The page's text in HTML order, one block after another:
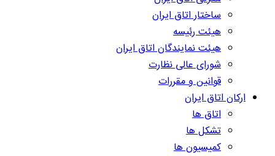
ساختار اتاق ایران
هیئت رئیسه
هیئت نمایندگان اتاق ایران
شورای عالی نظارت
قوانین و مقررات
ارکان اتاق ایران
اتاق ها
تشکل ها
کمیسیون ها